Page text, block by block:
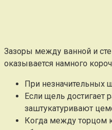
Зазоры между ванной и
оказывается намного
При незначительных
Если щель достигает
заштукатуривают
Когда между торцом